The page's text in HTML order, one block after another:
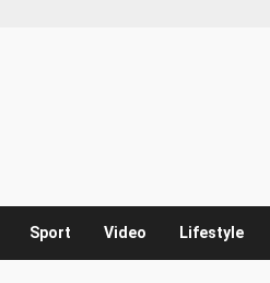
Sport Video Lifestyle